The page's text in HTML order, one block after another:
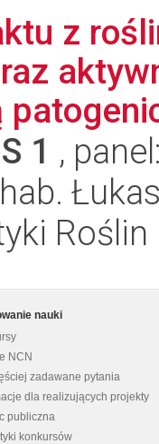
z
1 ,
Roślin
nauki
NCN
zadawane pytania
dla realizujących projekty
publiczna
konkursów